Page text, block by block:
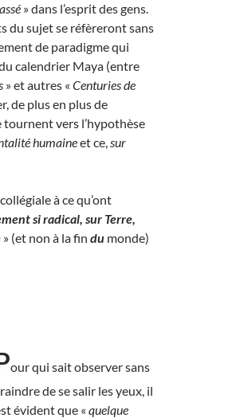
» dans l’esprit des gens.
du sujet se réfèreront sans
de paradigme qui
calendrier Maya (entre
» et autres « Centuries de
de plus en plus de
vers l’hypothèse
humaineet ce,sur
à ce qu’ont
si radical, sur Terre,
» (et non à la fin du monde)
our qui sait observer sans
de se salir les yeux, il
évident que « quelque